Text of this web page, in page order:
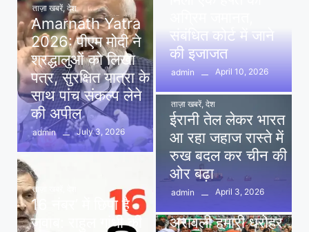
ताज़ा खबरें, देश
Amarnath Yatra
2026: पीएम मोदी ने
श्रद्धालुओं को लिखा
पत्र, सुरक्षित यात्रा के
साथ पांच संकल्प लेने
की अपील
admin July 3, 2026
ताज़ा खबरें
16 नंबर’ में छिपा है
जवाब: राहुल गांधी की
संबंधित कोर्ट में जाने
की इजाजत
admin April 10, 2026
ताज़ा खबरें, देश
ईरानी तेल लेकर भारत
आ रहा जहाज रास्ते में
रुख बदल कर चीन की
ओर बढ़ा
admin
April 3, 2026
अरावली हमारी धरोहर